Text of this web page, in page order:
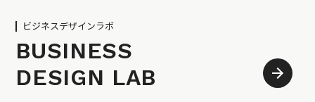
ビジネスデザインラボ
BUSINESS
DESIGN LAB